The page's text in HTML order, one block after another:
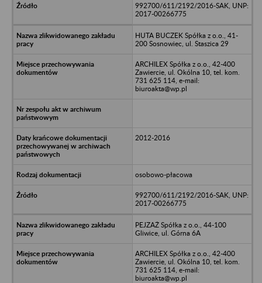
992700/611/2192/2016-SAK, UNP:
2017-00266775
HUTA BUCZEK Spółka z o.o., 41-
200 Sosnowiec, ul. Staszica 29
ARCHILEX Spółka z o.o., 42-400
Zawiercie, ul. Okólna 10, tel. kom.
731 625 114, e-mail:
biuroakta@wp.pl
2012-2016
osobowo-płacowa
992700/611/2192/2016-SAK, UNP:
2017-00266775
PEJZAŻ Spółka z o.o., 44-100
Gliwice, ul. Górna 6A
ARCHILEX Spółka z o.o., 42-400
Zawiercie, ul. Okólna 10, tel. kom.
731 625 114, e-mail:
biuroakta@wp.pl